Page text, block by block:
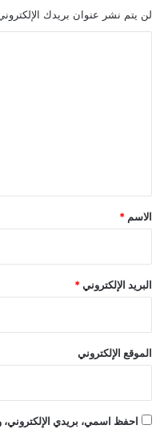
لن يتم نشر عنوان بريدك
*
الاسم *
البريد الإلكتروني*
الموقع الإلكتروني
احفظ اسمي، بريدي الإلكتروني،